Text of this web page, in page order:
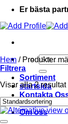
Er bästa
Sök
efter:
Sortiment
startsida
Kontakta
Ordlista
Om oss
Hem /Produkter
Filtrera
Visar alla 2 resultat